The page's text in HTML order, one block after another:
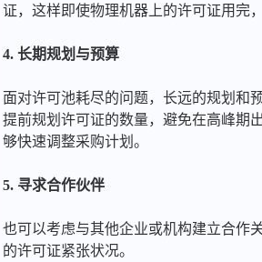
证，这样即使物理机器上的许可证用完
4. 长期规划与预算
面对许可池耗尽的问题，长远的规划和
提前规划许可证的数量，避免在高峰期
够快速调整采购计划。
5. 寻求合作伙伴
也可以考虑与其他企业或机构建立合作
的许可证紧张状况。